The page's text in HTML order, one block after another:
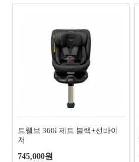
트웰브 360i 제트 블랙+선바이
저
745,000원